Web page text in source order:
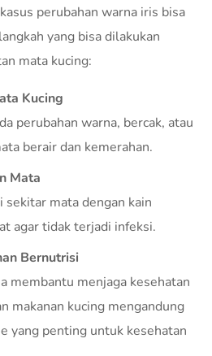
perubahan warna iris bisa
yang bisa dilakukan
mata kucing:
Kucing
perubahan warna, bercak, atau
berair dan kemerahan.
Mata
sekitar mata dengan kain
agar tidak terjadi infeksi.
Bernutrisi
membantu menjaga kesehatan
makanan kucing mengandung
yang penting untuk kesehatan